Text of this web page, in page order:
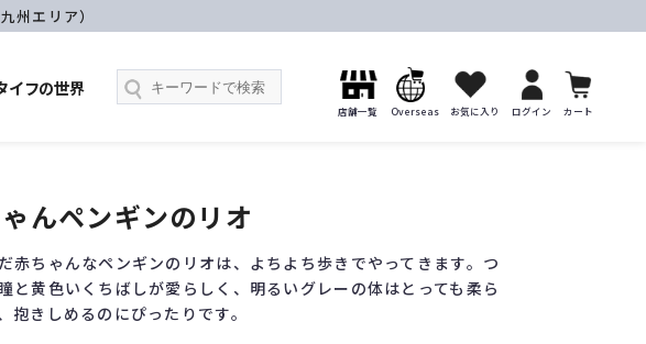
州エリア）
イフの世界
店舗一覧 Overseas お気に入り ログイン カート
んペンギンのリオ
赤ちゃんなペンギンのリオは、よちよち歩きでやってきます。つ
と黄色いくちばしが愛らしく、明るいグレーの体はとっても柔ら
抱きしめるのにぴったりです。